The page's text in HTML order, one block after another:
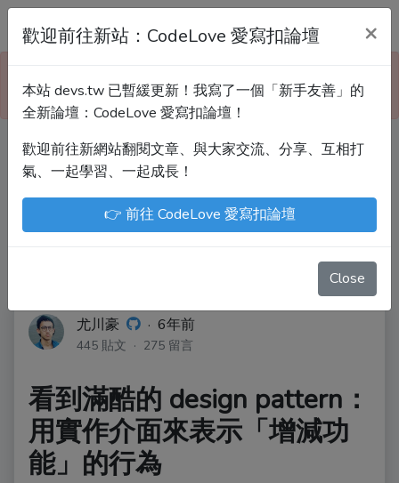
Devs.tw 寫程式討論區
請到新網站「CodeLove 愛寫扣論壇」！
Devs.tw 是讓工程師寫筆記、網誌的平台。歡迎
您隨手紀錄、寫作，方便日後搜尋！
尤川豪
Enoxs
chenjenping
尤川豪 · 6年前
445 貼文 · 275 留言
看到滿酷的 design pattern：
用實作介面來表示「增減功
能」的行為
歡迎前往新站：CodeLove 愛寫扣論壇 ×
本站 devs.tw 已暫緩更新！我寫了一個「新手友善」的
全新論壇：CodeLove 愛寫扣論壇！
歡迎前往新網站翻閱文章、與大家交流、分享、互相打
氣、一起學習、一起成長！
👉 前往 CodeLove 愛寫扣論壇
Close